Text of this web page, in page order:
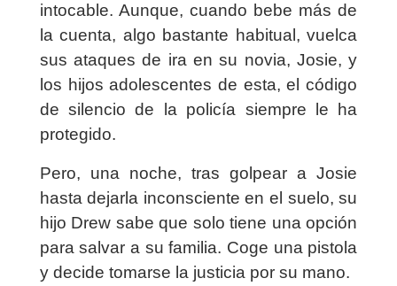
intocable. Aunque, cuando bebe más de
la cuenta, algo bastante habitual, vuelca
sus ataques de ira en su novia, Josie, y
los hijos adolescentes de esta, el código
de silencio de la policía siempre le ha
protegido.
Pero, una noche, tras golpear a Josie
hasta dejarla inconsciente en el suelo, su
hijo Drew sabe que solo tiene una opción
para salvar a su familia. Coge una pistola
y decide tomarse la justicia por su mano.